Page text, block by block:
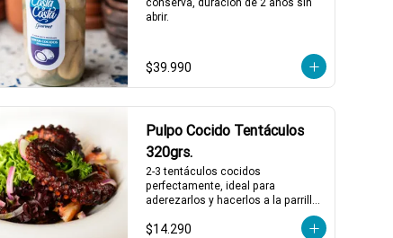
abrir.
$39.990
Pulpo Cocido Tentáculos
320grs.
2-3 tentáculos cocidos
perfectamente, ideal para
aderezarlos y hacerlos a la parrilla
también puedes comerlos así con
$14.290